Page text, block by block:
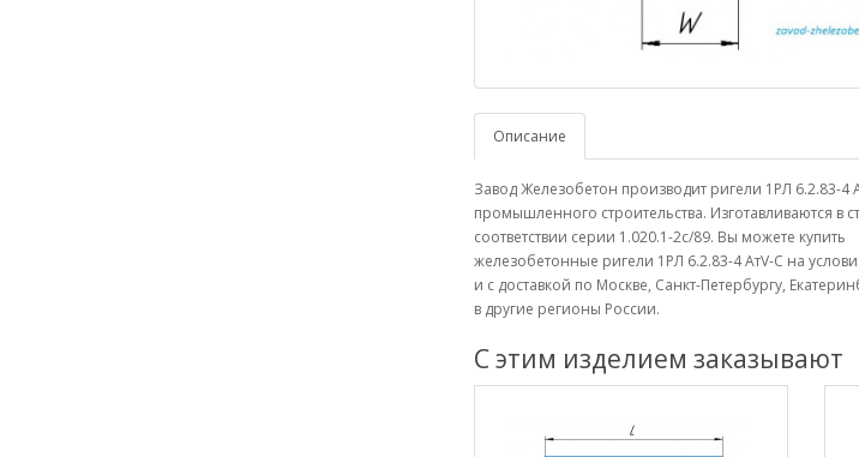
Описание
Завод Железобетон производит ригели 1РЛ 6.2.83-4
промышленного строительства. Изготавливаются в
соответствии серии 1.020.1-2с/89. Вы можете купить
железобетонные ригели 1РЛ 6.2.83-4 АтV-С на
и с доставкой по Москве, Санкт-Петербургу,
в другие регионы России.
С этим изделием заказывают